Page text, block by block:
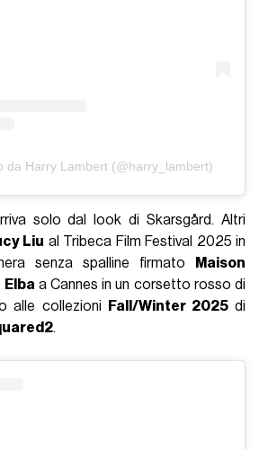
da Harry Lambert (@harry_lambert)
solo dal look di Skarsgård. Altri
Liu al Tribeca Film Festival 2025 in
senza spalline firmato
Maison
Elba a Cannes in un corsetto rosso di
alle collezioni Fall/Winter 2025di
.